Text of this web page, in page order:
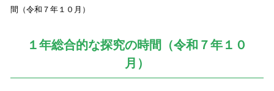
在
間（令和７年１０月）
１年総合的な探究の時間（令和７年１０
月）